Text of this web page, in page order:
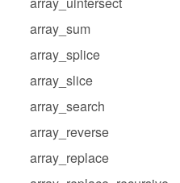
array_sum
array_splice
array_slice
array_search
array_reverse
array_replace